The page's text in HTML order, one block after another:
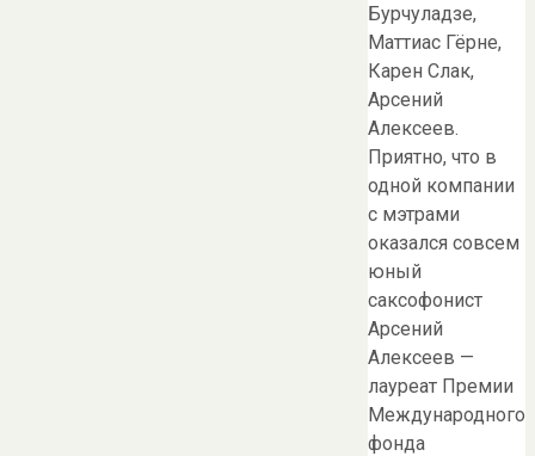
Бурчуладзе,
Маттиас Гёрне,
Карен Слак,
Арсений
Алексеев.
Приятно, что в
одной компании
с мэтрами
оказался совсем
юный
саксофонист
Арсений
Алексеев —
лауреат Премии
Международного
фонда